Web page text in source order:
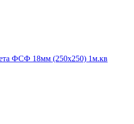
ФСФ 18мм (250х250) 1м.кв